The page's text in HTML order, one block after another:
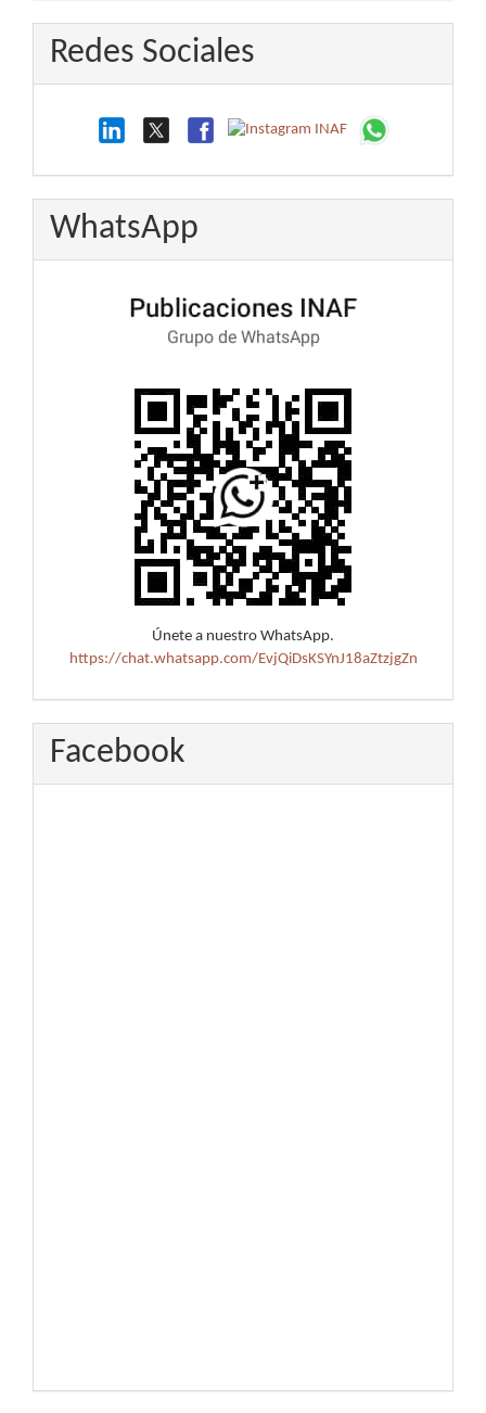
Redes Sociales
WhatsApp
Únete a nuestro WhatsApp.
https://chat.whatsapp.com/EvjQiDsKSYnJ18aZtzjgZn
Facebook